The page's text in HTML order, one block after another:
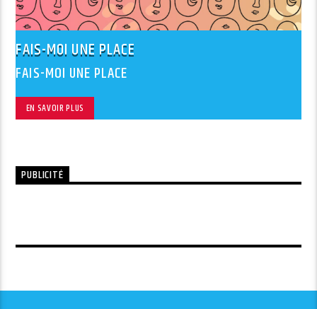
FAIS-MOI UNE PLACE
FAIS-MOI UNE PLACE
EN SAVOIR PLUS
PUBLICITÉ